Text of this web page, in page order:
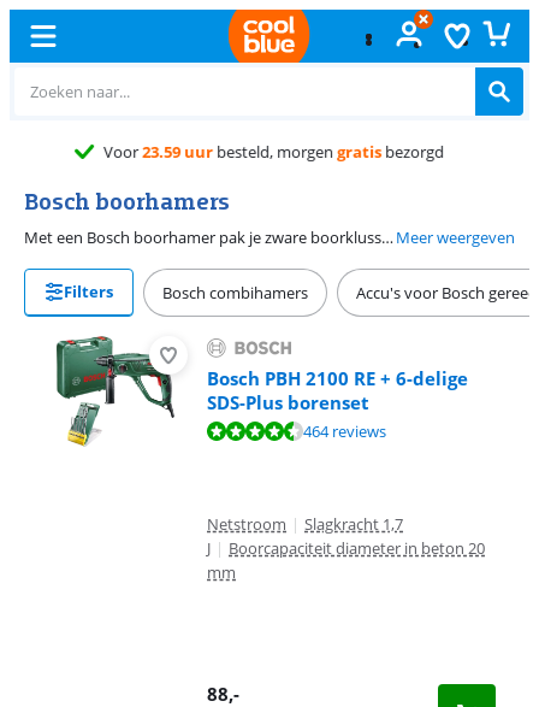
Gratisruilen
Bosch boorhamers
Met een Bosch boorhamer pak je zware boorklussen aan. Zo boor je met de hamerfunctie gemakkelijk in keihard materiaal, zoals beton. De meeste boorhamers van Bosch zijn SDS boormachines. Zo klik je de boor stevig vast in de boorkop en slipt hij niet weg. Een Bosch Groen boorhamer is de beste keuze als je af en toe klust. Voer je elke dag zware boorklussen uit? Kies dan een Bosch Professional boorhamer. Boorhamers van Bosch werken op netstroom of op een accu. Met een Bosch accuboorhamer werk je draadloos.Meer weergeven
Filters Bosch combihamers Accu's voor Bosch
Bosch PBH 2100 RE + 6-delige
SDS-Plus borenset
Beoordeling is 9,0 van de 10, gebaseerd op 464 reviews.
464 reviews
Netstroom | Slagkracht 1,7
J | Boorcapaciteit diameter in beton 20
mm
88,-